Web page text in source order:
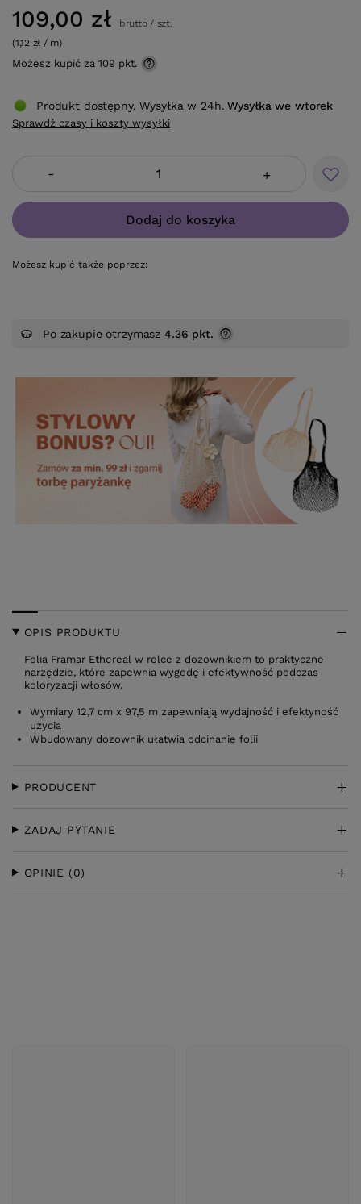
109,00 zł brutto/ szt.
(1,12 zł / m)
Możesz kupić za 109 pkt.
- +
Dodaj do koszyka
Możesz kupić także poprzez:
Produkt dostępny. Wysyłka w 24h. Wysyłkawe wtorek
Sprawdź czasy i koszty wysyłki
Po zakupie otrzymasz4.36 pkt.
OPIS PRODUKTU
Folia Framar Ethereal w rolce z dozownikiem to praktyczne
narzędzie, które zapewnia wygodę i efektywność podczas
koloryzacji włosów.
Wymiary 12,7 cm x 97,5 m zapewniają wydajność i efektyność
użycia
Wbudowany dozownik ułatwia odcinanie folii
PRODUCENT
ZADAJ PYTANIE
OPINIE (0)